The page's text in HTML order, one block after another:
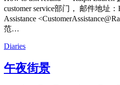
customer service部门， 邮件地址：
Assistance
范…
Diaries
午夜街景